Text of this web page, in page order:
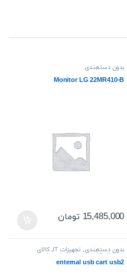
بدون دسته‌بندی
Monitor LG 22MR410-B
15,485,000 تومان
بدون دسته‌بندی, تجهیزات IT ,کالای
دیجیتال ,کامپیوتر و تجهیزات جانبی
enternal usb cart usb2